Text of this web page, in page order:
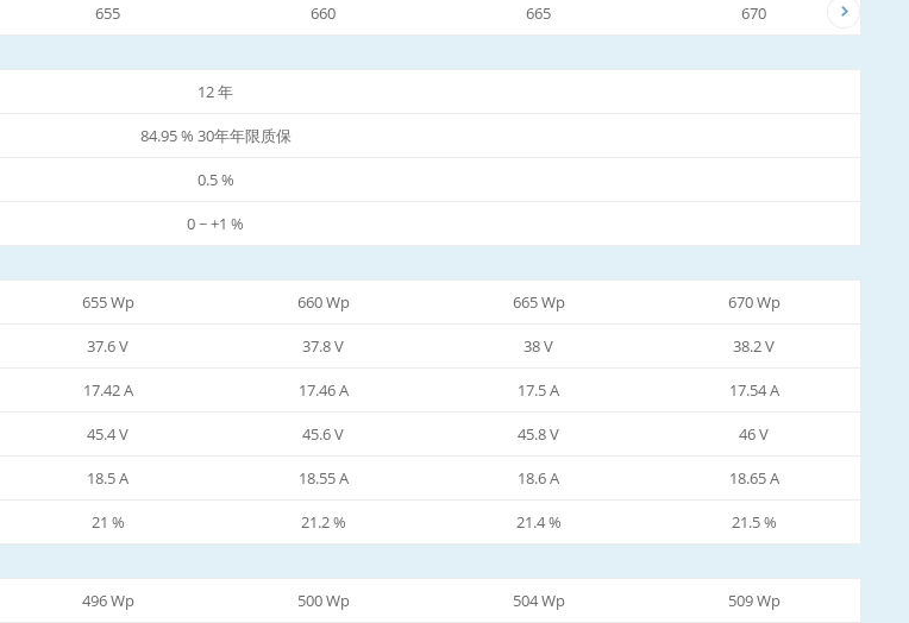
655 660 665 670
12 年
84.95 % 30年年限质保
0.5 %
0 ~ +1 %
655 Wp 660 Wp 665 Wp 670 Wp
37.6 V 37.8 V 38 V 38.2 V
17.42 A 17.46 A 17.5 A 17.54 A
45.4 V 45.6 V 45.8 V 46 V
18.5 A 18.55 A 18.6 A 18.65 A
21 % 21.2 % 21.4 %
21.5 %
496 Wp 500 Wp 504 Wp 509 Wp